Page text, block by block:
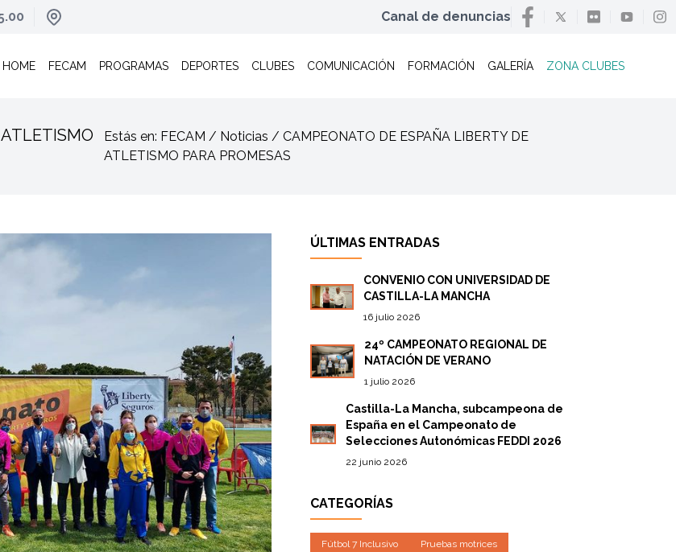
Canal de denuncias
HOME FECAM PROGRAMAS DEPORTES CLUBES COMUNICACIÓN FORMACIÓN GALERÍA ZONA CLUBES
Estás en: FECAM / Noticias / CAMPEONATO DE ESPAÑA LIBERTY DE
ATLETISMO PARA PROMESAS
ÚLTIMAS ENTRADAS
CONVENIO CON UNIVERSIDAD DE
CASTILLA-LA MANCHA
16 julio 2026
24º CAMPEONATO REGIONAL DE
NATACIÓN DE VERANO
1 julio 2026
Castilla-La Mancha, subcampeona de
España en el Campeonato de
Selecciones Autonómicas FEDDI 2026
22 junio 2026
CATEGORÍAS
Fútbol 7 Inclusivo
Pruebas motrices